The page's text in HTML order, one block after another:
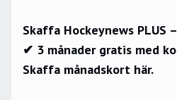
Skaffa Hockeynews PLUS
✔ 3 månader gratis med
Skaffa månadskort här.